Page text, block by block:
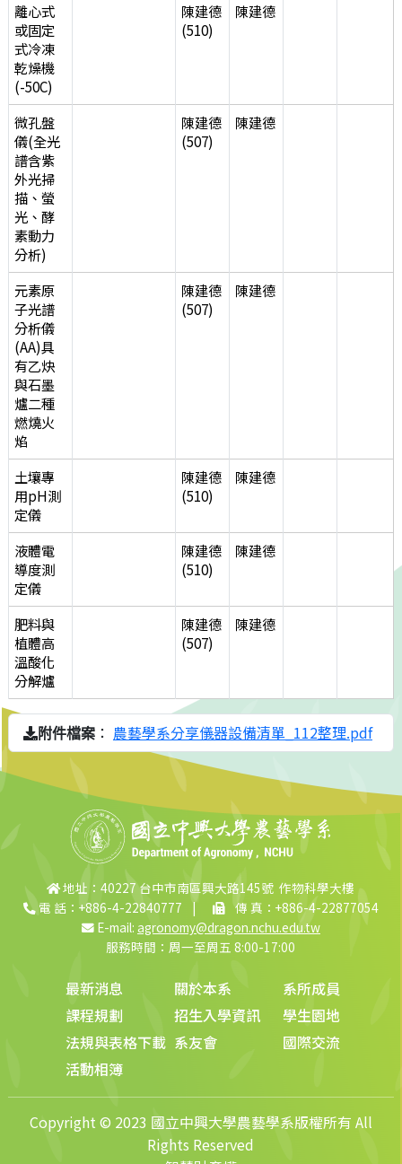
離心式
或固定
式冷凍
乾燥機
(-50C)
陳建德
(510)
陳建德
微孔盤
儀(全光
譜含紫
外光掃
描、螢
光、酵
素動力
分析)
陳建德
(507)
陳建德
元素原
子光譜
分析儀
(AA)具
有乙炔
與石墨
爐二種
燃燒火
焰
陳建德
(507)
陳建德
土壤專
用pH測
定儀
陳建德
(510)
陳建德
液體電
導度測
定儀
陳建德
(510)
陳建德
肥料與
植體高
溫酸化
分解爐
陳建德
(507)
陳建德
附件檔案： 農藝學系分享儀器設備清單_112整理.pdf
地址：40227 台中市南區興大路145號 作物科學大樓
電 話：+886-4-22840777 |
傳 真：+886-4-22877054
E-mail: agronomy@dragon.nchu.edu.tw
服務時間：周一至周五 8:00-17:00
最新消息 關於本系
系所成員
課程規劃
招生入學資訊
學生園地
法規與表格下載 系友會
國際交流
活動相簿
Copyright © 2023 國立中興大學農藝學系版權所有 All
Rights Reserved